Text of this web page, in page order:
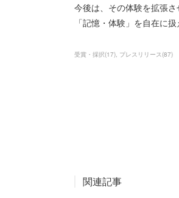
今後は、その体験を拡張
「記憶・体験」を自在に
受賞・採択(17) プレスリリース (87)
関連記事